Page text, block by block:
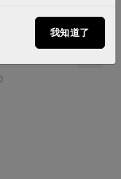
我知道了